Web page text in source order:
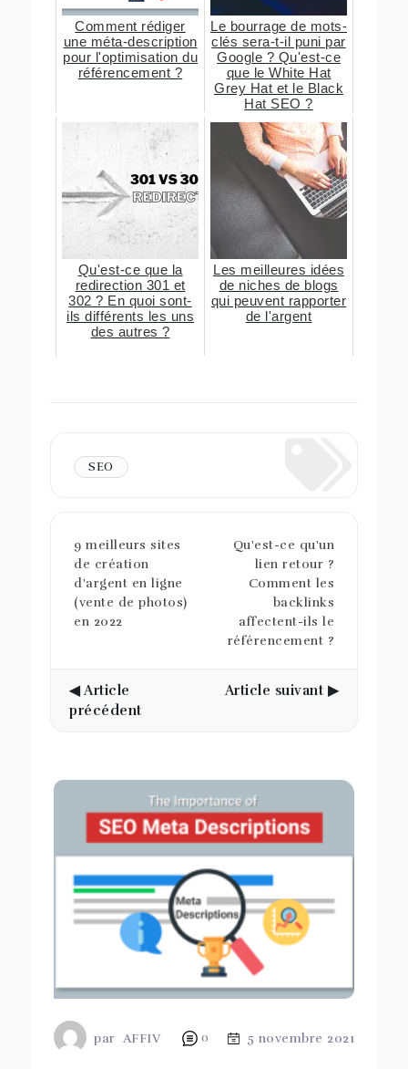
Comment rédiger
une méta-description
pour l'optimisation du
référencement ?
Le bourrage de mots-
clés sera-t-il puni par
Google ? Qu'est-ce
que le White Hat
Grey Hat et le Black
Hat SEO ?
Qu'est-ce que la
redirection 301 et
302 ? En quoi sont-
ils différents les uns
des autres ?
Les meilleures idées
de niches de blogs
qui peuvent rapporter
de l'argent
SEO
9 meilleurs sites
de création
d'argent en ligne
(vente de photos)
en 2022
Qu'est-ce qu'un
lien retour ?
Comment les
backlinks
affectent-ils le
référencement ?
◀ Article
précédent
Article suivant ▶
par AFFIV 0 5 novembre 2021